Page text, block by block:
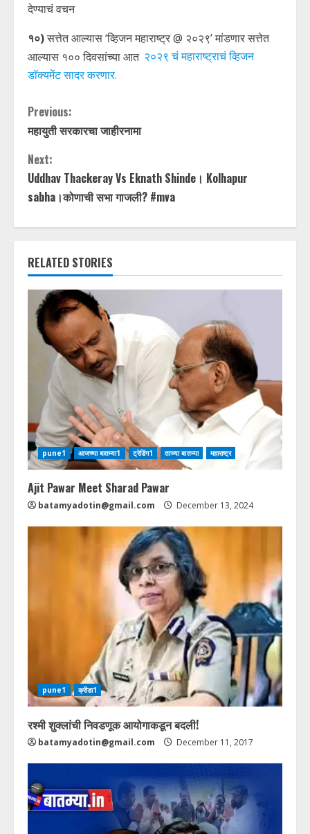
देण्याचं वचन
१०)सत्तेत आल्यास ‘व्हिजन महाराष्ट्र @ २०२९’ मांडणार सत्तेत
आल्यास १०० दिवसांच्या आत २०२९ चं महाराष्ट्राचं व्हिजन
डॉक्यमेंट सादर करणार.
C
o
n
t
i
n
u
e
d
i
n
g
Previous:
महायुती सरकारचा जाहीरनामा
Next:
Uddhav Thackeray Vs Eknath Shinde। Kolhapur
sabha।कोणाची सभा गाजली? #mva
RELATED STORIES
pune1 आजच्या बातम्या1 ट्रेडिंग1 ताज्या बातम्या महाराष्ट्र
Ajit Pawar Meet Sharad Pawar
batamyadotin@gmail.com December 13, 2024
pune1 क्रीडा1
रश्मी शुक्लांची निवडणूक आयोगाकडून बदली!
batamyadotin@gmail.com December 11, 2017